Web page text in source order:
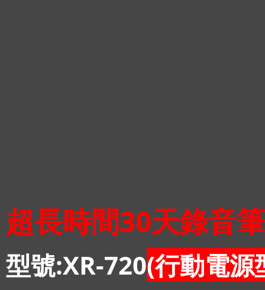
超長時間30天錄音
型號:XR-720(行動電源